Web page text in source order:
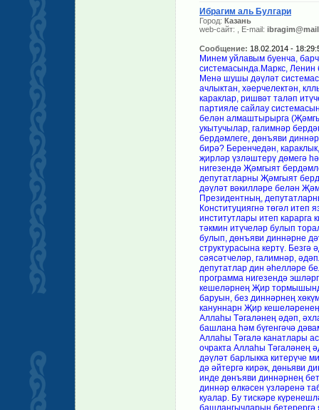
Ибрагим аль Булгари
Город: Казань
web-сайт:
, E-mail:
Сообщение: 18.02.2014 -
Минем уйлавым буенча,
системасында.Маркс, Ленин
Менә шушы дәүләт
ачлыктан, хәерчелектән,
караклар, ришвәт таләп
партияле сайлау
белән алмаштырырга
укытучылар, галимнәр
бердәмлеге, дөнъяви
бирә? Беренчедән,
җирләр үзләштерү дөмегә
нигезендә Җәмгыят
депутатларны Җәмгыят
дәүләт вәкилләре белән
Президентның,
Конституциягнә төгәл
институтлары итеп карарга
тәкмин итүчеләр булып
булып, дөнъяви диннәрне
структурасына кертү.
сәясәтчеләр, галимнәр,
депутатлар дин әһелләре
программа нигезендә
кешеләрнең Җир
баруын, без диннәрнең
кануннарн Җир
Аллаһы Тәгаләнең әдәп,
башлана һәм бүгенгәчә
Аллаһы Тәгалә канатлары
очракта Аллаһы Тәгаләнең
дәүләт барлыкка китерүче
дә әйтергә кирәк, дөньяви
инде дөнъяви диннәрнең
диннәр өлкәсен үзләренә
куалар. Бу тискәре
башлангычларын